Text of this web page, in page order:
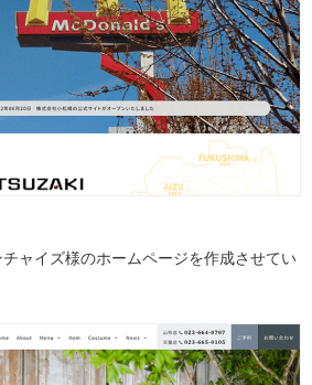
ャイズ様のホームページを作成させてい